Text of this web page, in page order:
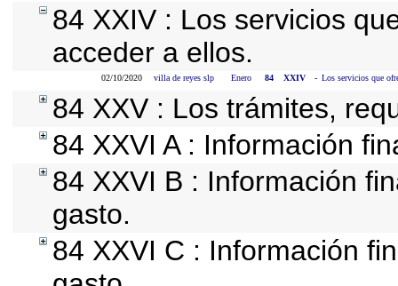
84 XXIV : Los servicios
acceder a ellos.
02/10/2020 villa de reyes slp Enero 84 XXIV - Los servicios que
84 XXV : Los trámites,
84 XXVI A : Información
84 XXVI B : Información
gasto.
84 XXVI C : Información